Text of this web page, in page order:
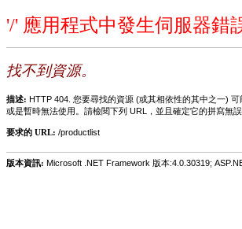
'/' 應用程式中發生伺服器錯
找不到資源。
描述: HTTP 404. 您要尋找的資源 (或其相依性的其中之一)
或是暫時無法使用。請檢閱下列 URL，並且確定它的拼寫無誤
要求的 URL: /productlist
版本資訊: Microsoft .NET Framework 版本:4.0.30319;